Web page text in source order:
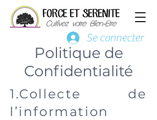
Se connecter
Politique de
Confidentialité
1.Collecte de
l’information